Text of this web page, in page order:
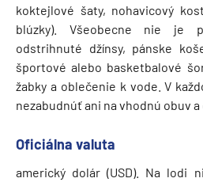
koktejlové šaty, nohavicový
blúzky). Všeobecne nie je
odstrihnuté džínsy, pánske
športové alebo basketbalové
žabky a oblečenie k vode. V
nezabudnúť ani na vhodnú obuv
Oficiálna valuta
americký dolár (USD). Na lodi